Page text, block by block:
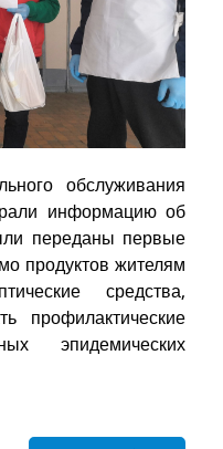
обслуживания
информацию об
переданы первые
продуктов жителям
средства,
профилактические
эпидемических